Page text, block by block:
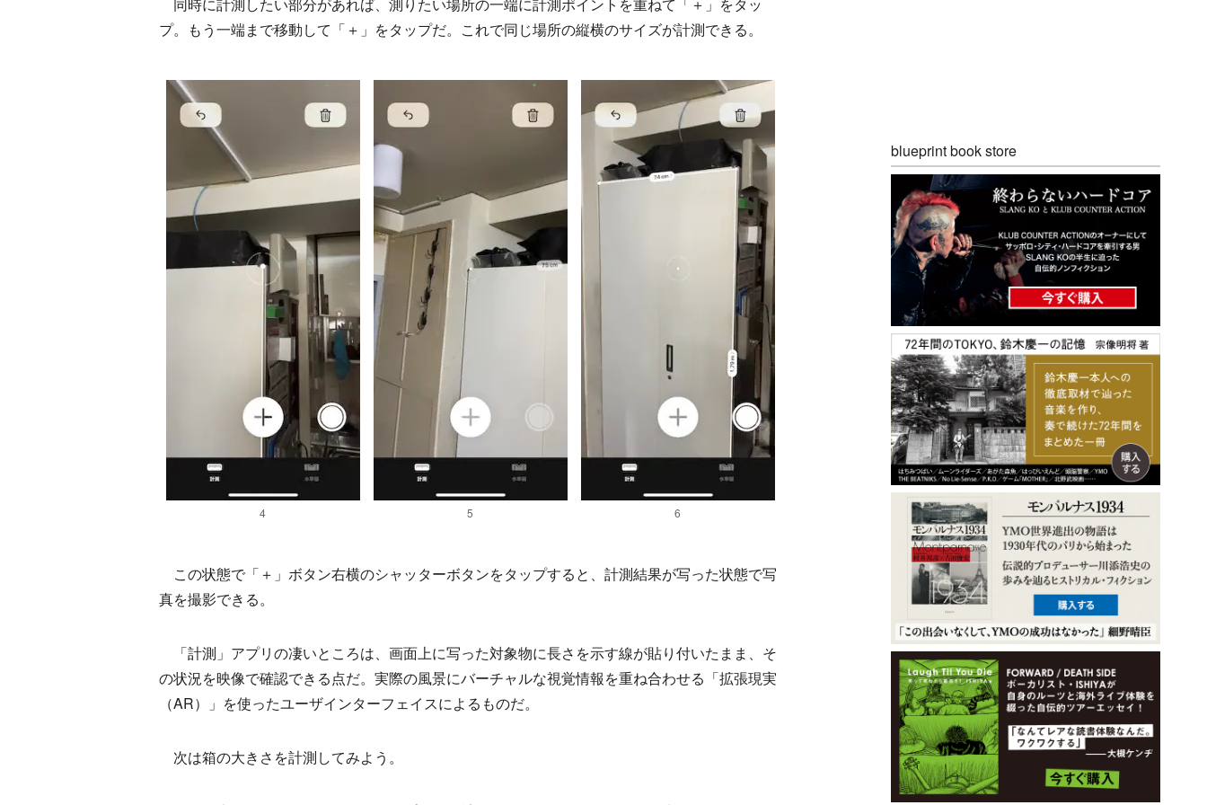
プ。もう一端まで移動して「＋」をタップだ。これで同じ場所の縦横のサイズが計測できる。
4 5 6
この状態で「＋」ボタン右横のシャッターボタンをタップすると、計測結果が写った状態で写
真を撮影できる。
「計測」アプリの凄いところは、画面上に写った対象物に長さを示す線が貼り付いたまま、そ
の状況を映像で確認できる点だ。実際の風景にバーチャルな視覚情報を重ね合わせる「拡張現実
（AR）」を使ったユーザインターフェイスによるものだ。
次は箱の大きさを計測してみよう。
blueprint book store